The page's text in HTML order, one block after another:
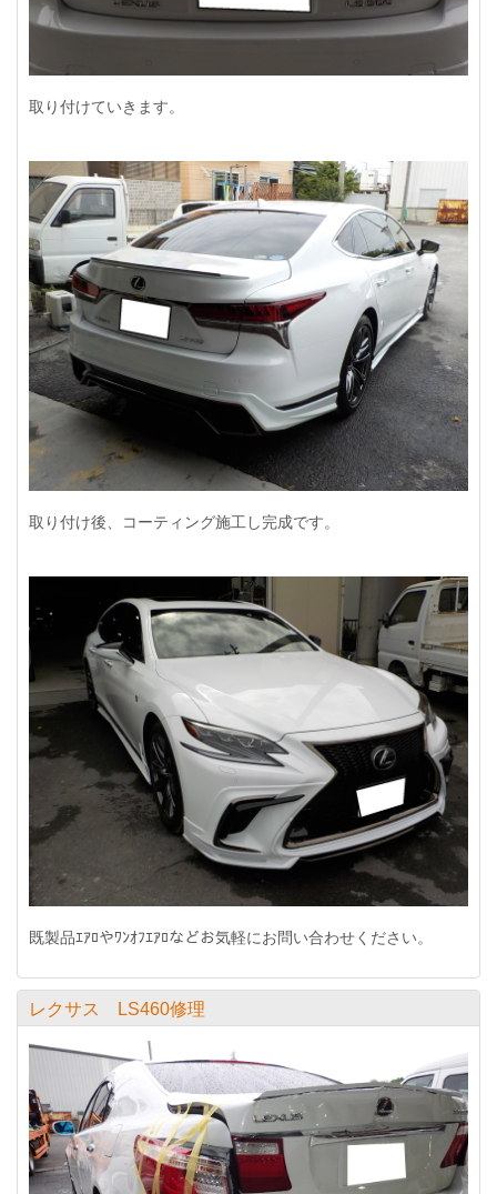
取り付けていきます。
取り付け後、コーティング施工し完成です。
既製品ｴｱﾛやﾜﾝｵﾌｴｱﾛなどお気軽にお問い合わせください。
レクサス LS460修理